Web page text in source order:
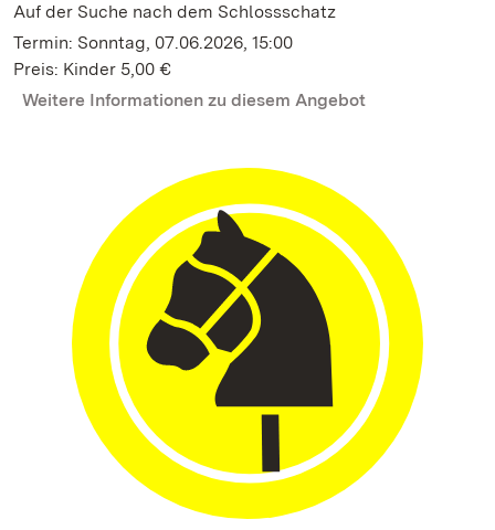
Auf der Suche nach dem Schlossschatz
Termin: Sonntag, 07.06.2026, 15:00
Preis: Kinder 5,00 €
Weitere Informationen zu diesem Angebot